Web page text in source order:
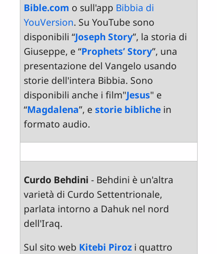
Bible.com o sull'app Bibbia di
YouVersion. Su YouTube sono
disponibili “Joseph Story”, la storia di
Giuseppe, e “Prophets’ Story”, una
presentazione del Vangelo usando
storie dell'intera Bibbia. Sono
disponibili anche i film"Jesus" e
“Magdalena”, e storie bibliche in
formato audio.
Curdo Behdini - Behdini è un'altra
varietà di Curdo Settentrionale,
parlata intorno a Dahuk nel nord
dell'Iraq.
Sul sito web Kitebi Piroz i quattro